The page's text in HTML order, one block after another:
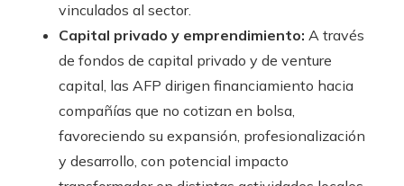
vinculados al sector.
Capital privado y emprendimiento: A través
de fondos de capital privado y de venture
capital, las AFP dirigen financiamiento hacia
compañías que no cotizan en bolsa,
favoreciendo su expansión, profesionalización
y desarrollo, con potencial impacto